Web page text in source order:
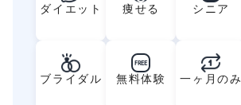
ダイエット 痩せる
シニア
ブライダル
FREE
無料体験 一ヶ月のみ